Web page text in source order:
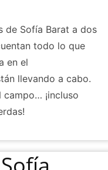
de Sofía Barat a dos
todo lo que
en el
llevando a cabo.
¡incluso